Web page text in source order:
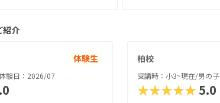
紹介
体験生
験日：2026/07
柏校
受講時：小3~現在/男の子
★★★★★5.0